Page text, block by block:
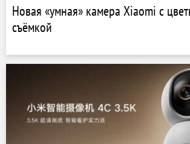
Новая «умная» камера Xiaomi с
съёмкой